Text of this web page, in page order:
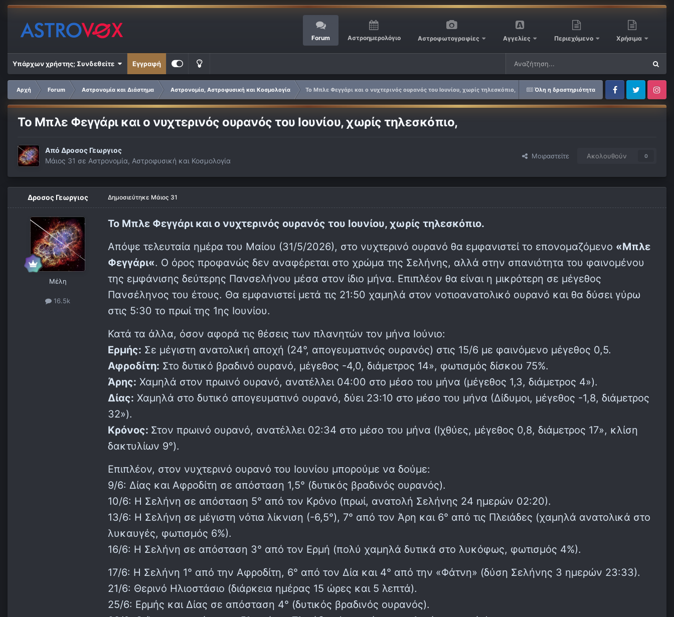
Forum Αστροημερολόγιο Αστροφωτογραφίες Αγγελίες Περιεχόμενο Χρήσιμα
Υπάρχων χρήστης; Συνδεθείτε Εγγραφή
Όλη η δραστηριότητα
Αρχή Forum Αστρονομία και Διάστημα Αστρονομία, Αστροφυσική και Κοσμολογία
Το Μπλε Φεγγάρι και ο νυχτερινός ουρανός του Ιουνίου, χωρίς τηλεσκόπιο,
FacebookTwitter Instagram
Το Μπλε Φεγγάρι και ο νυχτερινός ουρανός του Ιουνίου, χωρίς τηλεσκόπιο,
Από Δροσος Γεωργιος
Μάιος 31 σε Αστρονομία, Αστροφυσική και Κοσμολογία
Μοιραστείτε Ακολουθούν 0
Δροσος Γεωργιος
Μέλη
16.5k
Δημοσιεύτηκε Μάιος 31
Το Μπλε Φεγγάρι και ο νυχτερινός ουρανός του Ιουνίου, χωρίς τηλεσκόπιο.
Απόψε τελευταία ημέρα του Μαίου (31/5/2026), στο νυχτερινό ουρανό θα εμφανιστεί το επονομαζόμενο «Μπλε
Φεγγάρι«. Ο όρος προφανώς δεν αναφέρεται στο χρώμα της Σελήνης, αλλά στην σπανιότητα του φαινομένου
της εμφάνισης δεύτερης Πανσελήνου μέσα στον ίδιο μήνα. Επιπλέον θα είναι η μικρότερη σε μέγεθος
Πανσέληνος του έτους. Θα εμφανιστεί μετά τις 21:50 χαμηλά στον νοτιοανατολικό ουρανό και θα δύσει γύρω
στις 5:30 το πρωί της 1ης Ιουνίου.
Κατά τα άλλα, όσον αφορά τις θέσεις των πλανητών τον μήνα Ιούνιο:
Ερμής: Σε μέγιστη ανατολική αποχή (24°, απογευματινός ουρανός) στις 15/6 με φαινόμενο μέγεθος 0,5.
Αφροδίτη: Στο δυτικό βραδινό ουρανό, μέγεθος -4,0, διάμετρος 14», φωτισμός δίσκου 75%.
Άρης: Χαμηλά στον πρωινό ουρανό, ανατέλλει 04:00 στο μέσο του μήνα (μέγεθος 1,3, διάμετρος 4»).
Δίας: Χαμηλά στο δυτικό απογευματινό ουρανό, δύει 23:10 στο μέσο του μήνα (Δίδυμοι, μέγεθος -1,8, διάμετρος
32»).
Κρόνος: Στον πρωινό ουρανό, ανατέλλει 02:34 στο μέσο του μήνα (Ιχθύες, μέγεθος 0,8, διάμετρος 17», κλίση
δακτυλίων 9°).
Επιπλέον, στον νυχτερινό ουρανό του Ιουνίου μπορούμε να δούμε:
9/6: Δίας και Αφροδίτη σε απόσταση 1,5° (δυτικός βραδινός ουρανός).
10/6: Η Σελήνη σε απόσταση 5° από τον Κρόνο (πρωί, ανατολή Σελήνης 24 ημερών 02:20).
13/6: Η Σελήνη σε μέγιστη νότια λίκνιση (-6,5°), 7° από τον Άρη και 6° από τις Πλειάδες (χαμηλά ανατολικά στο
λυκαυγές, φωτισμός 6%).
16/6: Η Σελήνη σε απόσταση 3° από τον Ερμή (πολύ χαμηλά δυτικά στο λυκόφως, φωτισμός 4%).
17/6: Η Σελήνη 1° από την Αφροδίτη, 6° από τον Δία και 4° από την «Φάτνη» (δύση Σελήνης 3 ημερών 23:33).
21/6: Θερινό Ηλιοστάσιο (διάρκεια ημέρας 15 ώρες και 5 λεπτά).
25/6: Ερμής και Δίας σε απόσταση 4° (δυτικός βραδινός ουρανός).